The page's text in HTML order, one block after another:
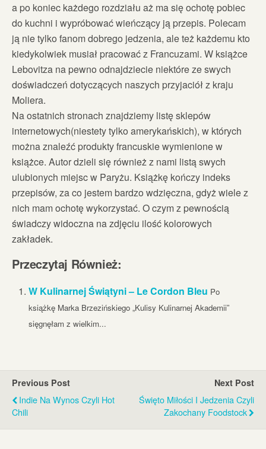
a po koniec każdego rozdziału aż ma się ochotę pobiec
do kuchni i wypróbować wieńczący ją przepis. Polecam
ją nie tylko fanom dobrego jedzenia, ale też każdemu kto
kiedykolwiek musiał pracować z Francuzami. W książce
Lebovitza na pewno odnajdziecie niektóre ze swych
doświadczeń dotyczących naszych przyjaciół z kraju
Moliera.
Na ostatnich stronach znajdziemy listę sklepów
internetowych(niestety tylko amerykańskich), w których
można znaleźć produkty francuskie wymienione w
książce. Autor dzieli się również z nami listą swych
ulubionych miejsc w Paryżu. Książkę kończy indeks
przepisów, za co jestem bardzo wdzięczna, gdyż wiele z
nich mam ochotę wykorzystać. O czym z pewnością
świadczy widoczna na zdjęciu ilość kolorowych
zakładek.
Przeczytaj Również:
W Kulinarnej Świątyni – Le Cordon Bleu Po
książkę Marka Brzezińskiego „Kulisy Kulinarnej Akademii”
sięgnęłam z wielkim...
Previous Post
Indie Na Wynos Czyli Hot
Chili
Next Post
Święto Miłości I Jedzenia Czyli
Zakochany Foodstock